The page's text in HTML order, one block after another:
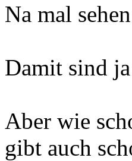
Na mal
Damit sind
Aber wie
gibt auch